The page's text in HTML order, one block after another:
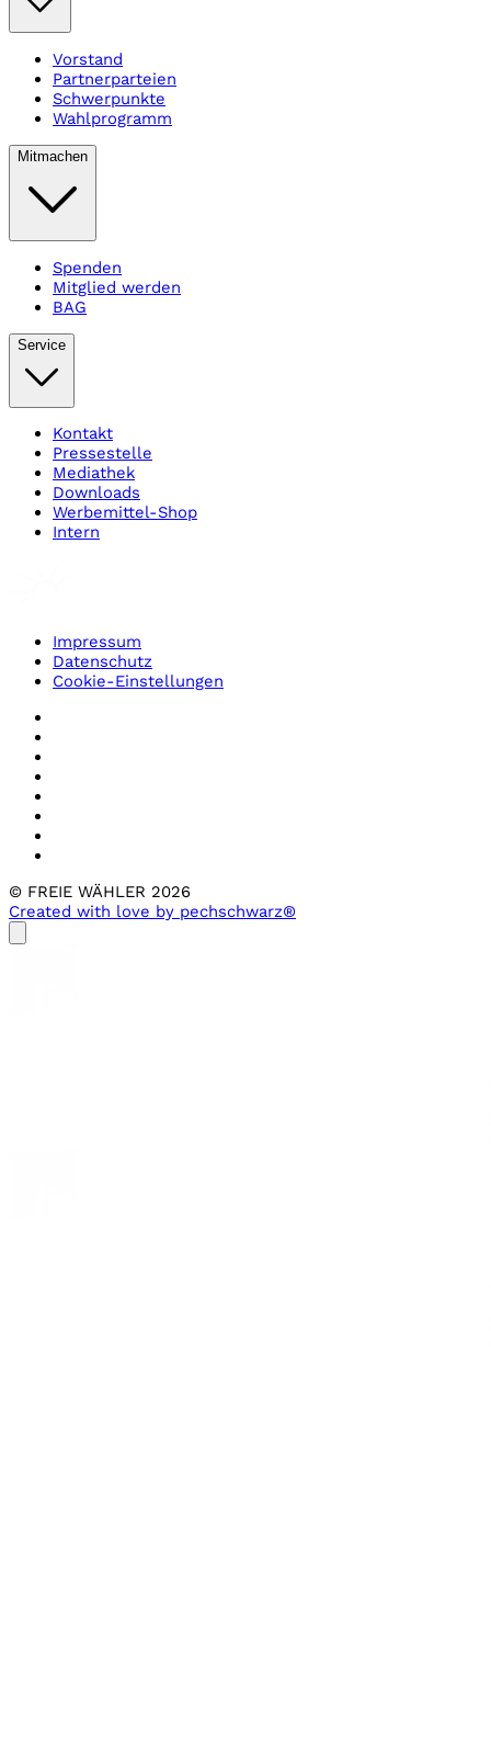
Vorstand
Partnerparteien
Schwerpunkte
Wahlprogramm
Mitmachen
Spenden
Mitglied werden
BAG
Service
Kontakt
Pressestelle
Mediathek
Downloads
Werbemittel-Shop
Intern
Impressum
Datenschutz
Cookie-Einstellungen
© FREIE WÄHLER 2026
Created with love by pechschwarz®